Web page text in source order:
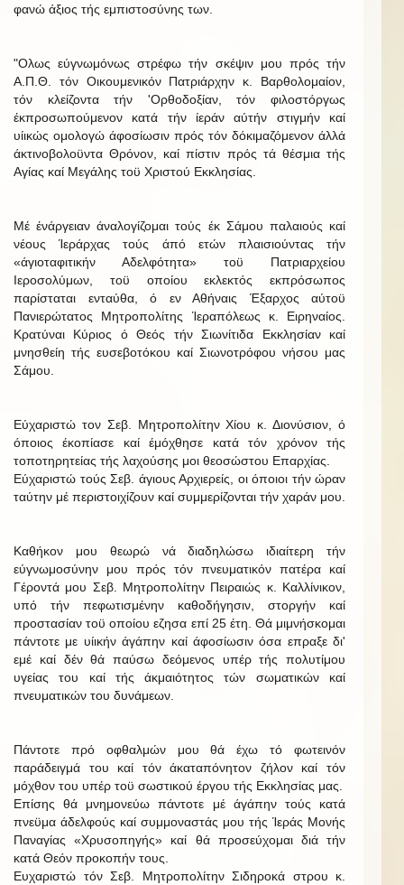
φανώ άξιος τής εμπιστοσύνης των.
"Ολως εύγνωμόνως στρέφω τήν σκέψιν μου πρός τήν
Α.Π.Θ. τόν Οικουμενικόν Πατριάρχην κ. Βαρθολομαίον,
τόν κλείζοντα τήν 'Ορθοδοξίαν, τόν φιλοστόργως
έκπροσωπούμενον κατά τήν ίεράν αύτήν στιγμήν καί
υίικώς ομολογώ άφοσίωσιν πρός τόν δόκιμαζόμενον άλλά
άκτινοβολοϋντα Θρόνον, καί πίστιν πρός τά θέσμια τής
Αγίας καί Μεγάλης τοϋ Χριστού Εκκλησίας.
Μέ ένάργειαν άναλογίζομαι τούς έκ Σάμου παλαιούς καί
νέους Ίεράρχας τούς άπό ετών πλαισιούντας τήν
«άγιοταφιτικήν Αδελφότητα» τοϋ Πατριαρχείου
Ιεροσολύμων, τοϋ οποίου εκλεκτός εκπρόσωπος
παρίσταται ενταύθα, ό εν Αθήναις Έξαρχος αύτοϋ
Πανιερώτατος Μητροπολίτης Ίεραπόλεως κ. Ειρηναίος.
Κρατύναι Κύριος ό Θεός τήν Σιωνίτιδα Εκκλησίαν καί
μνησθείη τής ευσεβοτόκου καί Σιωνοτρόφου νήσου μας
Σάμου.
Εύχαριστώ τον Σεβ. Μητροπολίτην Χίου κ. Διονύσιον, ό
όποιος έκοπίασε καί έμόχθησε κατά τόν χρόνον τής
τοποτηρητείας τής λαχούσης μοι θεοσώστου Επαρχίας.
Εύχαριστώ τούς Σεβ. άγιους Αρχιερείς, οι όποιοι τήν ώραν
ταύτην μέ περιστοιχίζουν καί συμμερίζονται τήν χαράν μου.
Καθήκον μου θεωρώ νά διαδηλώσω ιδιαίτερη τήν
εύγνωμοσύνην μου πρός τόν πνευματικόν πατέρα καί
Γέροντά μου Σεβ. Μητροπολίτην Πειραιώς κ. Καλλίνικον,
υπό τήν πεφωτισμένην καθοδήγησιν, στοργήν καί
προστασίαν τοϋ οποίου εζησα επί 25 έτη. Θά μιμνήσκομαι
πάντοτε με υίικήν άγάπην καί άφοσίωσιν όσα επραξε δι'
εμέ καί δέν θά παύσω δεόμενος υπέρ τής πολυτίμου
υγείας του καί τής άκμαιότητος τών σωματικών καί
πνευματικών του δυνάμεων.
Πάντοτε πρό οφθαλμών μου θά έχω τό φωτεινόν
παράδειγμά του καί τόν άκαταπόνητον ζήλον καί τόν
μόχθον του υπέρ τοϋ σωστικού έργου τής Εκκλησίας μας.
Επίσης θά μνημονεύω πάντοτε μέ άγάπην τούς κατά
πνεϋμα άδελφούς καί συμμοναστάς μου τής Ίεράς Μονής
Παναγίας «Χρυσοπηγής» καί θά προσεύχομαι διά τήν
κατά Θεόν προκοπήν τους.
Ευχαριστώ τόν Σεβ. Μητροπολίτην Σιδηροκά στρου κ.